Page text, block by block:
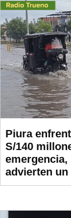
Piura
S/140
advierten